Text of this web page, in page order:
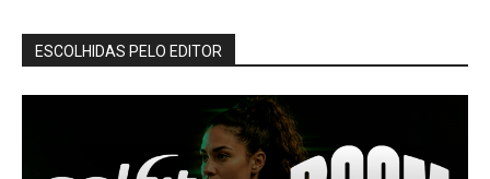
ESCOLHIDAS PELO EDITOR